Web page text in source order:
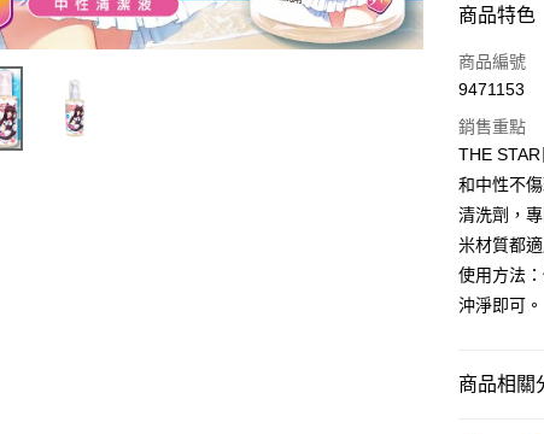
付款方式
信用卡一次
Apple Pay
ATM付款
運送方式
全家取貨付
付款後全
商品特色
商品編號
9471153
銷售重點
THE
和中性不
清洗劑，
米材質都
使用方法
沖淨即可。
商品相關